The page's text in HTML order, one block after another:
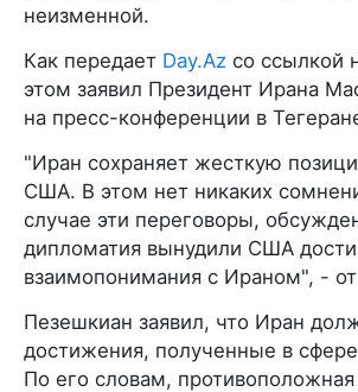
неизменной.
Как передает Day.Az со ссылкой
этом заявил Президент Ирана
на пресс-конференции в
"Иран сохраняет жесткую
США. В этом нет никаких
случае эти переговоры,
дипломатия вынудили США
взаимопонимания с Ираном", -
Пезешкиан заявил, что Иран
достижения, полученные в
По его словам, противоположная